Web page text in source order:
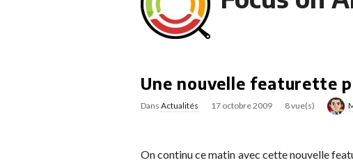
Une nouvelle featurette
Dans Actualités 17 octobre 2009 8 vue(s)
On continu ce matin avec cette nouvelle